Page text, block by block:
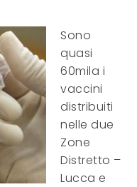
Sono
quasi
60mila i
vaccini
distribuiti
nelle due
Zone
Distretto –
Lucca e